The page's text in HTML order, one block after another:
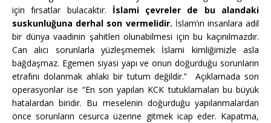
için fırsatlar bulacaktır. İslami çevreler de bu alandaki
suskunluğuna derhal son vermelidir. İslam’ın insanlara adil
bir dünya vaadinin şahitleri olunabilmesi için bu kaçınılmazdır.
Can alıcı sorunlarla yüzleşmemek İslami kimliğimizle asla
bağdaşmaz. Egemen siyasi yapı ve onun doğurduğu sorunların
etrafını dolanmak ahlaki bir tutum değildir.” Açıklamada son
operasyonlar ise “En son yapılan KCK tutuklamaları bu büyük
hatalardan biridir. Bu meselenin doğurduğu yapılanmalardan
önce sorunların cesurca üzerine gitmek icap eder. Kapatma,